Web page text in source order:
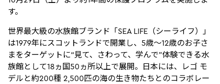
す。
世界最大級の水族館ブランド「SEA LIFE（シーライフ）」
は1979年にスコットランドで開業し、5歳～12歳のお子さ
まをターゲットに“見て、さわって、学んで”体験できる水
族館として18ヵ国50ヵ所以上で展開。日本には、レゴ モ
デルと約200種 2,500匹の海の生き物たちとのコラボレー